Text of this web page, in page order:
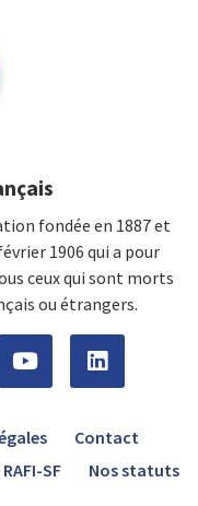
fondée en 1887 et
1906 qui a pour
ceux qui sont morts
ou étrangers.
Contact
RAFI-SF Nos statuts